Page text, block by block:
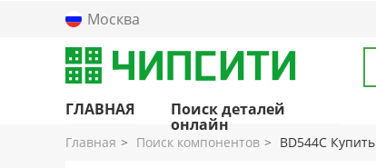
Москва
ГЛАВНАЯ Поиск деталей
онлайн
Главная Поиск компонентов BD544C Купить